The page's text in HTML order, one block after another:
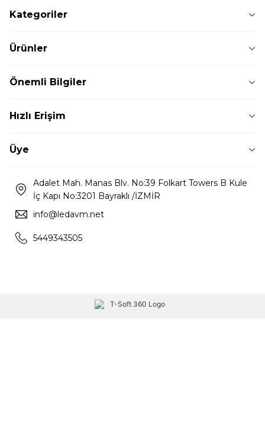
Kategoriler
Ürünler
Önemli Bilgiler
Hızlı Erişim
Üye
Adalet Mah. Manas Blv. No:39 Folkart Towers B Kule
İç Kapı No:3201 Bayraklı /İZMİR
info@ledavm.net
5449343505